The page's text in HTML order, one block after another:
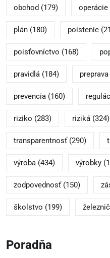
obchod (179) operácie
plán(180) poistenie
poisťovníctvo (168)
pravidlá(184)
prevencia(160)
riziko (283) riziká(324)
transparentnosť(290)
výroba(434) výrobky
zodpovednosť(150)
školstvo (199)
Poradňa